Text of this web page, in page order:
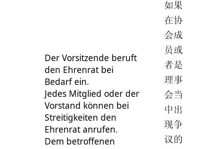
Der Vorsitzende beruft
den Ehrenrat bei
Bedarf ein.
Jedes Mitglied oder der
Vorstand können bei
Streitigkeiten den
Ehrenrat anrufen.
Dem betroffenen
如果
在协
会成
员或
者是
理事
会当
中出
现争
议的